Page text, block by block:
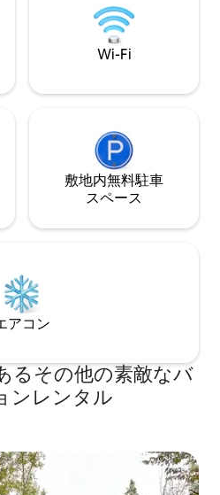
フォールズに到着します
は、キャビンから
り、ハイキング、
ー、カヤックを楽
Wi-Fi
敷地内無料駐⁠車
ス⁠ペ⁠ー⁠ス
アコン
るその他の素敵なバ
ンレンタル
す。